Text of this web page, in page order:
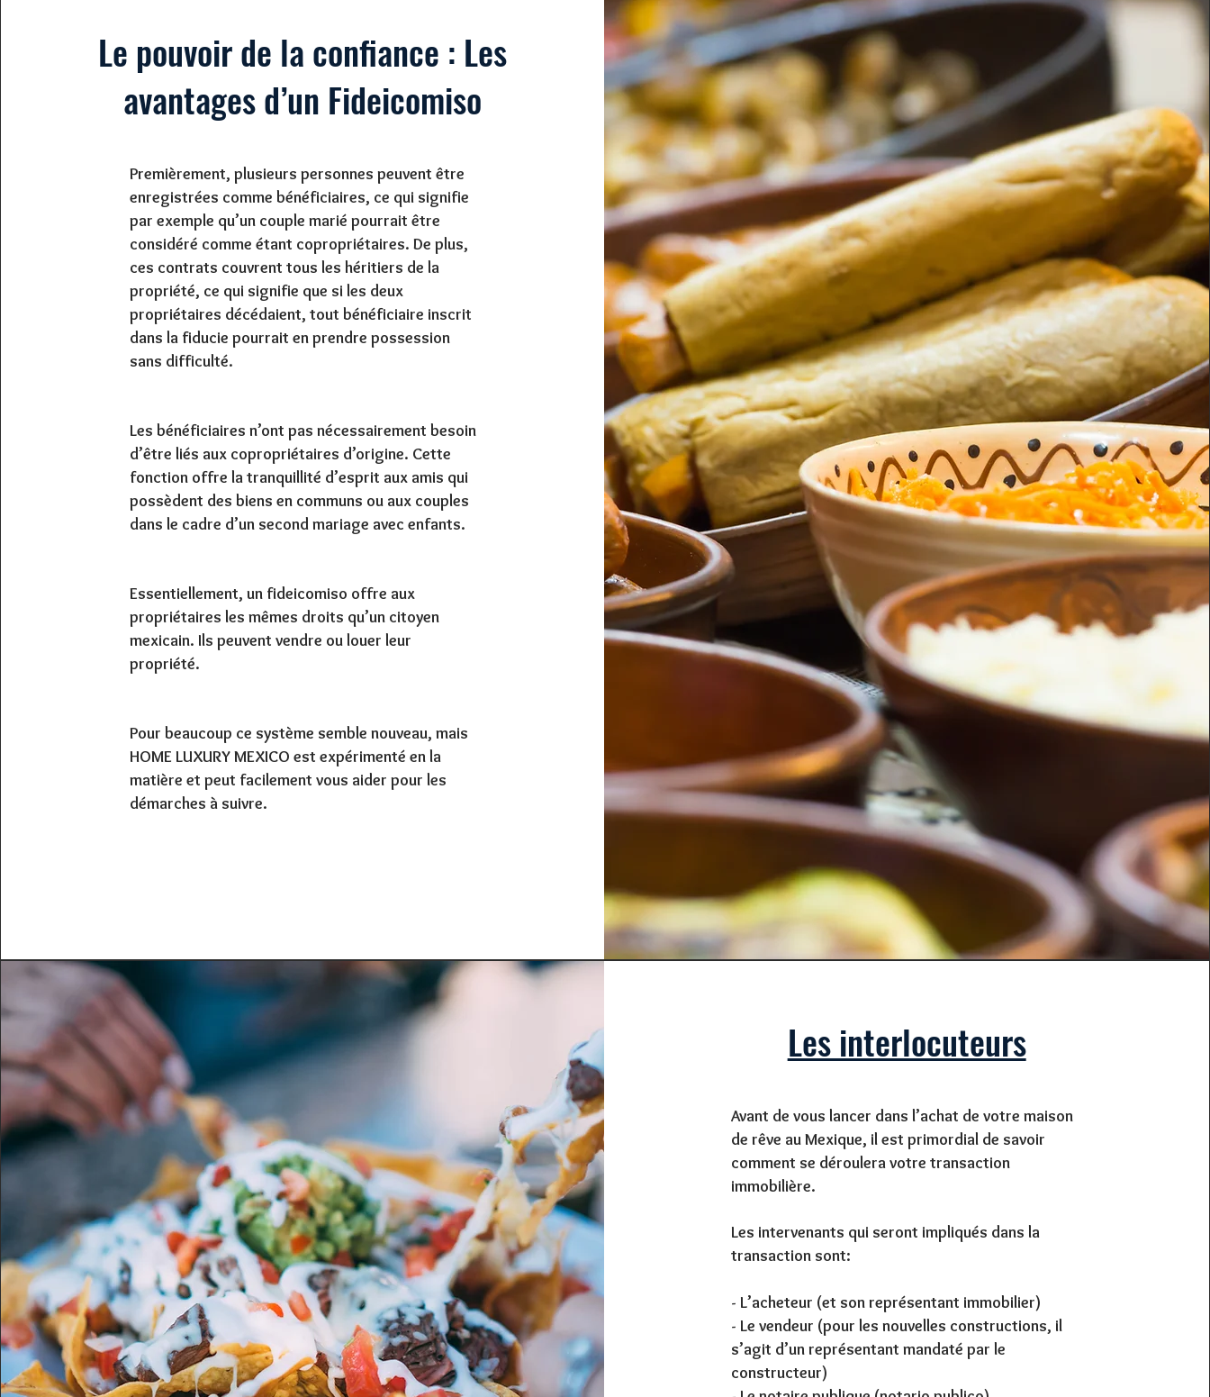
Le pouvoir de la confiance : Les
avantages d’un Fideicomiso
Premièrement, plusieurs personnes peuvent être
enregistrées comme bénéficiaires, ce qui signifie
par exemple qu’un couple marié pourrait être
considéré comme étant copropriétaires. De plus,
ces contrats couvrent tous les héritiers de la
propriété, ce qui signifie que si les deux
propriétaires décédaient, tout bénéficiaire inscrit
dans la fiducie pourrait en prendre possession
sans difficulté.
Les bénéficiaires n’ont pas nécessairement besoin
d’être liés aux copropriétaires d’origine. Cette
fonction offre la tranquillité d’esprit aux amis qui
possèdent des biens en communs ou aux couples
dans le cadre d’un second mariage avec enfants.
Essentiellement, un fideicomiso offre aux
propriétaires les mêmes droits qu’un citoyen
mexicain. Ils peuvent vendre ou louer leur
propriété.
Pour beaucoup ce système semble nouveau, mais
HOME LUXURY MEXICO est expérimenté en la
matière et peut facilement vous aider pour les
démarches à suivre.
Les interlocuteurs
Avant de vous lancer dans l’achat de votre maison
de rêve au Mexique, il est primordial de savoir
comment se déroulera votre transaction
immobilière.
Les intervenants qui seront impliqués dans la
transaction sont:
- L’acheteur (et son représentant immobilier)
- Le vendeur (pour les nouvelles constructions, il
s’agit d’un représentant mandaté par le
constructeur)